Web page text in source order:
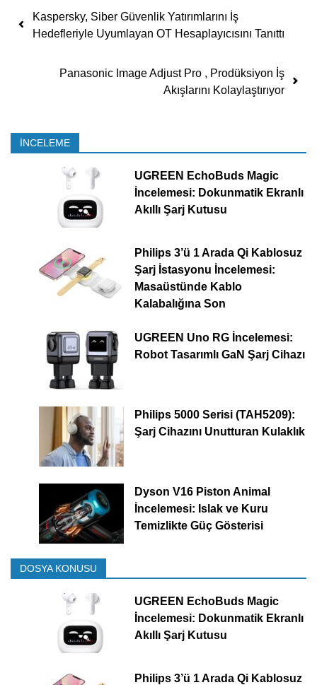
Yazı dolaşımı
Kaspersky, Siber Güvenlik Yatırımlarını İş
Hedefleriyle Uyumlayan OT Hesaplayıcısını Tanıttı
Panasonic Image Adjust Pro , Prodüksiyon İş
Akışlarını Kolaylaştırıyor
İNCELEME
UGREEN EchoBuds Magic
İncelemesi: Dokunmatik Ekranlı
Akıllı Şarj Kutusu
Philips 3’ü 1 Arada Qi Kablosuz
Şarj İstasyonu İncelemesi:
Masaüstünde Kablo
Kalabalığına Son
UGREEN Uno RG İncelemesi:
Robot Tasarımlı GaN Şarj Cihazı
Philips 5000 Serisi (TAH5209):
Şarj Cihazını Unutturan Kulaklık
Dyson V16 Piston Animal
İncelemesi: Islak ve Kuru
Temizlikte Güç Gösterisi
DOSYA KONUSU
UGREEN EchoBuds Magic
İncelemesi: Dokunmatik Ekranlı
Akıllı Şarj Kutusu
Philips 3’ü 1 Arada Qi Kablosuz